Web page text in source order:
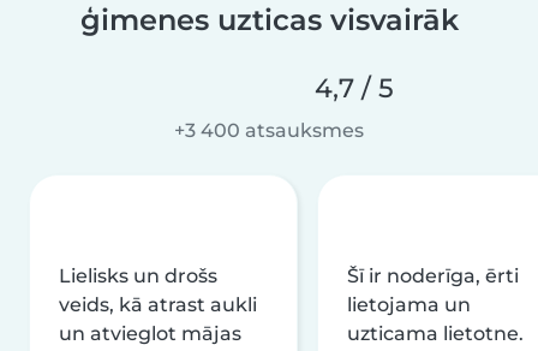
ģimenes uzticas visvairāk
4,7 / 5
+3 400 atsauksmes
Lielisks un drošs
veids, kā atrast aukli
un atvieglot mājas
Šī ir noderīga, ērti
lietojama un
uzticama lietotne.